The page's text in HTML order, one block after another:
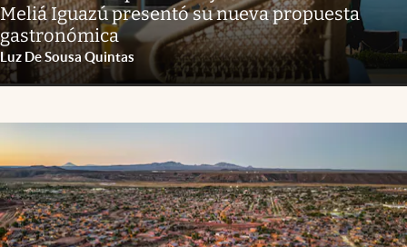
Meliá Iguazú presentó su nueva propuesta
gastronómica
Luz De Sousa Quintas